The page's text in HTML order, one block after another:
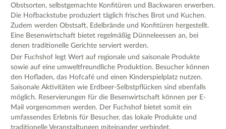
Obstsorten, selbstgemachte Konfitüren und Backwaren erwerben.
Die Hofbackstube produziert täglich frisches Brot und Kuchen.
Zudem werden Obstsaft, Edelbrände und Konfitüren hergestellt.
Eine Besenwirtschaft bietet regelmäßig Dünneleessen an, bei
denen traditionelle Gerichte serviert werden.
Der Fuchshof legt Wert auf regionale und saisonale Produkte
sowie auf eine umweltfreundliche Produktion. Besucher können
den Hofladen, das Hofcafé und einen Kinderspielplatz nutzen.
Saisonale Aktivitäten wie Erdbeer-Selbstpflücken sind ebenfalls
möglich. Reservierungen für die Besenwirtschaft können per E-
Mail vorgenommen werden. Der Fuchshof bietet somit ein
umfassendes Erlebnis für Besucher, das lokale Produkte und
traditionelle Veranstaltungen miteinander verbindet.